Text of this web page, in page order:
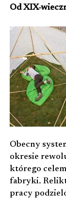
Od XIX-
Obecny
okresie
którego
fabryki.
pracy